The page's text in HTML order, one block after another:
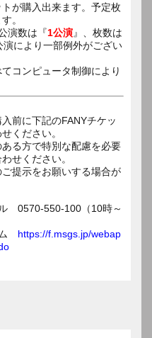
が購入出来ます。予定枚
。
演数は『1公演』、枚数は
により一部例外がござい
コンピュータ制御により
前に下記のFANYチケッ
ください。
る方で特別な配慮を必要
せください。
提示をお願いする場合が
0570-550-100（10時～
ム https://f.msgs.jp/webap